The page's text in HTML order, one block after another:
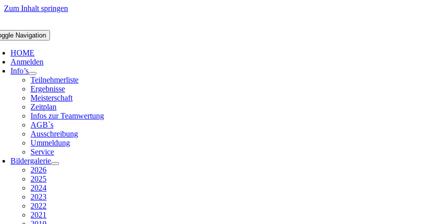
Zum Inhalt springen
Navigation
HOME
Anmelden
Info’s
Teilnehmerliste
Ergebnisse
Meisterschaft
Zeitplan
Infos zur Teamwertung
AGB`s
Ausschreibung
Ummeldung
Service
Bildergalerie
2026
2025
2024
2023
2022
2021